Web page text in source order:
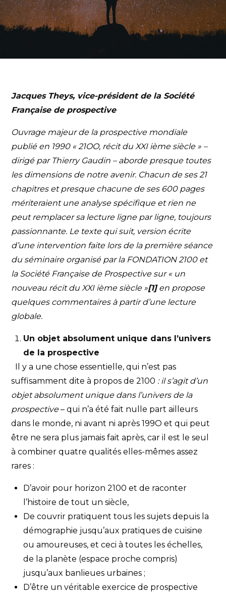
Jacques Theys, vice-président de la Société
Française de prospective
Ouvrage majeur de la prospective mondiale
publié en 1990 « 21OO, récit du XXI ième siècle » –
dirigé par Thierry Gaudin – aborde presque toutes
les dimensions de notre avenir. Chacun de ses 21
chapitres et presque chacune de ses 600 pages
mériteraient une analyse spécifique et rien ne
peut remplacer sa lecture ligne par ligne, toujours
passionnante. Le texte qui suit, version écrite
d’une intervention faite lors de la première séance
du séminaire organisé par la FONDATION 2100 et
la Société Française de Prospective sur « un
nouveau récit du XXI ième siècle »[1]en propose
quelques commentaires à partir d’une lecture
globale.
Un objet absolument unique dans l’univers
de la prospective
Il y a une chose essentielle, qui n’est pas
suffisamment dite à propos de 2100 : il s’agit d’un
objet absolument unique dans l’univers de la
prospective– qui n’a été fait nulle part ailleurs
dans le monde, ni avant ni après 199O et qui peut
être ne sera plus jamais fait après, car il est le seul
à combiner quatre qualités elles-mêmes assez
rares :
D’avoir pour horizon 2100 et de raconter
l’histoire de tout un siècle,
De couvrir pratiquent tous les sujets depuis la
démographie jusqu’aux pratiques de cuisine
ou amoureuses, et ceci à toutes les échelles,
de la planète (espace proche compris)
jusqu’aux banlieues urbaines ;
D’être un véritable exercice de prospective